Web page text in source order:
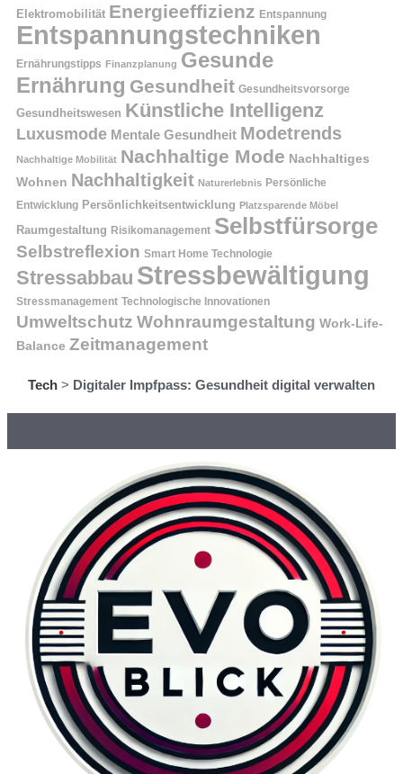
Elektromobilität Energieeffizienz Entspannung
Entspannungstechniken
Ernährungstipps Finanzplanung Gesunde
Ernährung Gesundheit Gesundheitsvorsorge
Gesundheitswesen Künstliche Intelligenz
Luxusmode Mentale Gesundheit Modetrends
Nachhaltige Mobilität Nachhaltige Mode Nachhaltiges
Wohnen Nachhaltigkeit Naturerlebnis Persönliche
Entwicklung Persönlichkeitsentwicklung Platzsparende Möbel
Raumgestaltung Risikomanagement Selbstfürsorge
Selbstreflexion Smart Home Technologie
Stressabbau Stressbewältigung
Stressmanagement Technologische Innovationen
Umweltschutz Wohnraumgestaltung Work-Life-
Balance Zeitmanagement
Tech > Digitaler Impfpass: Gesundheit digital verwalten